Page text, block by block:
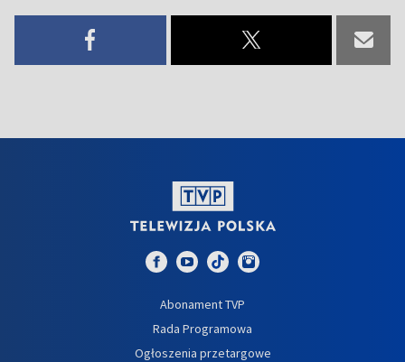
Abonament TVP
Rada Programowa
Ogłoszenia przetargowe